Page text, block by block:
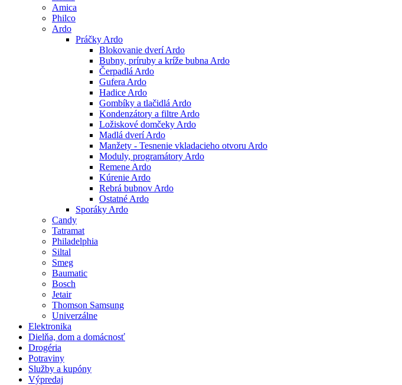
Amica
Philco
Ardo
Práčky Ardo
Blokovanie dverí Ardo
Bubny, príruby a kríže bubna Ardo
Čerpadlá Ardo
Gufera Ardo
Hadice Ardo
Gombíky a tlačidlá Ardo
Kondenzátory a filtre Ardo
Ložiskové domčeky Ardo
Madlá dverí Ardo
Manžety - Tesnenie vkladacieho otvoru Ardo
Moduly, programátory Ardo
Remene Ardo
Kúrenie Ardo
Rebrá bubnov Ardo
Ostatné Ardo
Sporáky Ardo
Candy
Tatramat
Philadelphia
Siltal
Smeg
Baumatic
Bosch
Jetair
Thomson Samsung
Univerzálne
Elektronika
Dielňa, dom a domácnosť
Drogéria
Potraviny
Služby a kupóny
Výpredaj